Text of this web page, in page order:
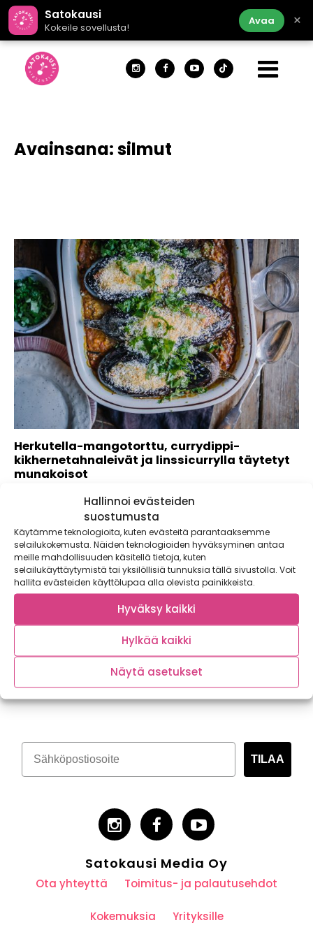
Hallinnoi evästeiden
suostumusta
Käytämme teknologioita, kuten evästeitä parantaaksemme
selailukokemusta. Näiden teknologioiden hyväksyminen antaa
meille mahdollisuuden käsitellä tietoja, kuten
selailukäyttäytymistä tai yksilöllisiä tunnuksia tällä sivustolla. Voit
hallita evästeiden käyttölupaa alla olevista painikkeista.
Hyväksy kaikki
Hylkää kaikki
Näytä asetukset
Satokausi
Kokeile sovellusta!
Avaa ×
Avainsana:silmut
Herkutella-mangotorttu, currydippi-
kikhernetahnaleivät ja linssicurrylla täytetyt
munakoisot
Kaupallinen yhteistyö: Foodin Maukas arki syntyy pienistä
teoista ja yksinkertaisista valinnoista. Arkisemmatkin ateriat
Tilaa kasvispitoinen uutiskirje
TILAA
Satokausi Media Oy
Ota yhteyttä Toimitus- ja palautusehdot
Kokemuksia Yrityksille